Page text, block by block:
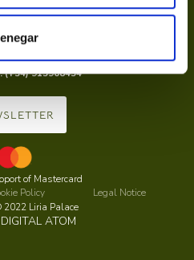
20, 28008 Madrid
16:00 to 19:15, Monday to Sunday,
holidays.
915908454
of Mastercard
Policy
Legal Notice
2022 Liria Palace
DIGITAL ATOM